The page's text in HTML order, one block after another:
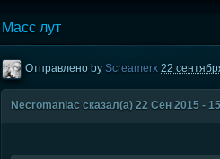
Масс лут
Отправлено byScreamerx 22
Necromaniac сказал(а) 22 Сен 2015 -